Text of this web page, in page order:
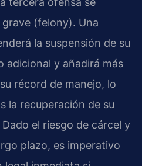
(felony). Una
la suspensión de su
adicional y añadirá más
récord de manejo, lo
la recuperación de su
el riesgo de cárcel y
plazo, es imperativo